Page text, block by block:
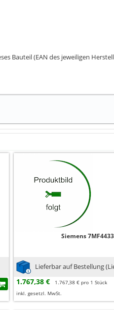
Bauteil (EAN des jeweiligen
Siemens
Lieferbar auf Bestellung
1.767,38 €
1.767,38 € pro 1 Stück
inkl. gesetzl. MwSt.